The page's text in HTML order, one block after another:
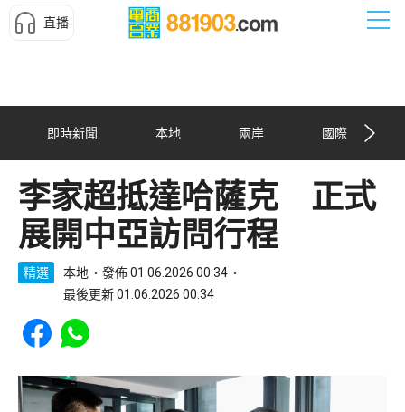
直播
即時新聞 本地 兩岸 國際
李家超抵達哈薩克 正式
展開中亞訪問行程
精選 本地
發佈 01.06.2026 00:34
最後更新 01.06.2026 00:34
Share to Facebook
Share to WhatsApp